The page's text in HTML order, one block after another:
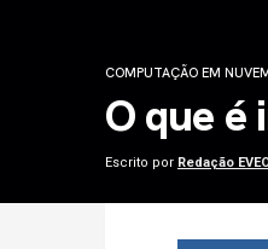
COMPUTAÇÃO EM
O que é
Escrito por Redação